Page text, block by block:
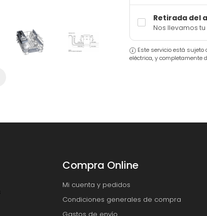
Retirada del
Nos llevamos
Este servicio está
eléctrica, y completamente
Compra Online
Mi cuenta y pedidos
Condiciones generales de compra